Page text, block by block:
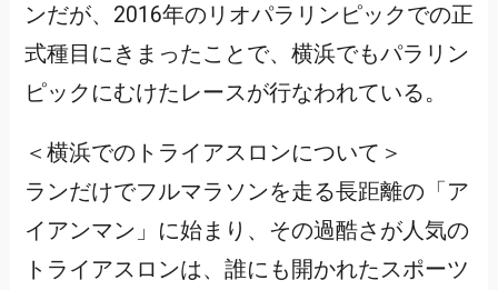
ンだが、2016年のリオパラリンピックでの正
式種目にきまったことで、横浜でもパラリン
ピックにむけたレースが行なわれている。
＜横浜でのトライアスロンについて＞
ランだけでフルマラソンを走る長距離の「ア
イアンマン」に始まり、その過酷さが人気の
トライアスロンは、誰にも開かれたスポーツ